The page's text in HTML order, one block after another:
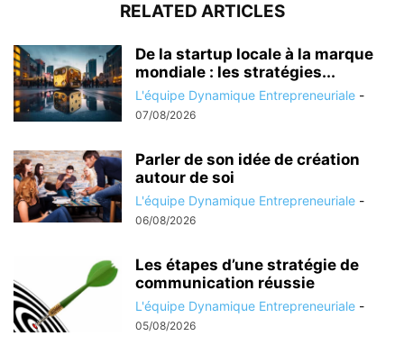
RELATED ARTICLES
De la startup locale à la marque
mondiale : les stratégies...
L'équipe Dynamique Entrepreneuriale -
07/08/2026
Parler de son idée de création
autour de soi
L'équipe Dynamique Entrepreneuriale -
06/08/2026
Les étapes d’une stratégie de
communication réussie
L'équipe Dynamique Entrepreneuriale -
05/08/2026